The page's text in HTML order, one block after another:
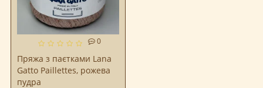
0
Пряжа з паєтками Lana
Gatto Paillettes, рожева
пудра